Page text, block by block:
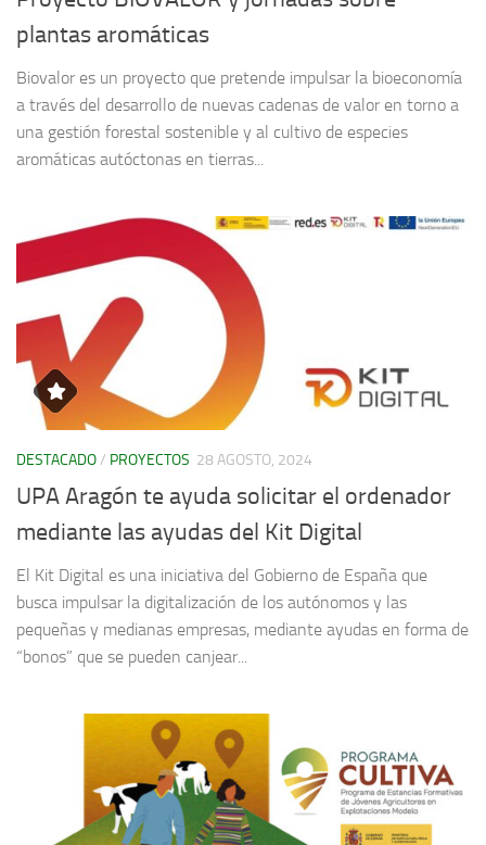
plantas aromáticas
Biovalor es un proyecto que pretende impulsar la bioeconomía
a través del desarrollo de nuevas cadenas de valor en torno a
una gestión forestal sostenible y al cultivo de especies
aromáticas autóctonas en tierras...
DESTACADO/ PROYECTOS 28 AGOSTO, 2024
UPA Aragón te ayuda solicitar el ordenador
mediante las ayudas del Kit Digital
El Kit Digital es una iniciativa del Gobierno de España que
busca impulsar la digitalización de los autónomos y las
pequeñas y medianas empresas, mediante ayudas en forma de
“bonos” que se pueden canjear...